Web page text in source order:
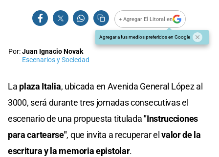
+ Agregar El Litoral en
Agregar a tus medios preferidos en Google
Por:Juan Ignacio Novak
Escenarios y Sociedad
La plaza Italia, ubicada en Avenida General López al
3000, será durante tres jornadas consecutivas el
escenario de una propuesta titulada"Instrucciones
para cartearse", que invita a recuperar elvalor de la
escritura y la memoria epistolar.